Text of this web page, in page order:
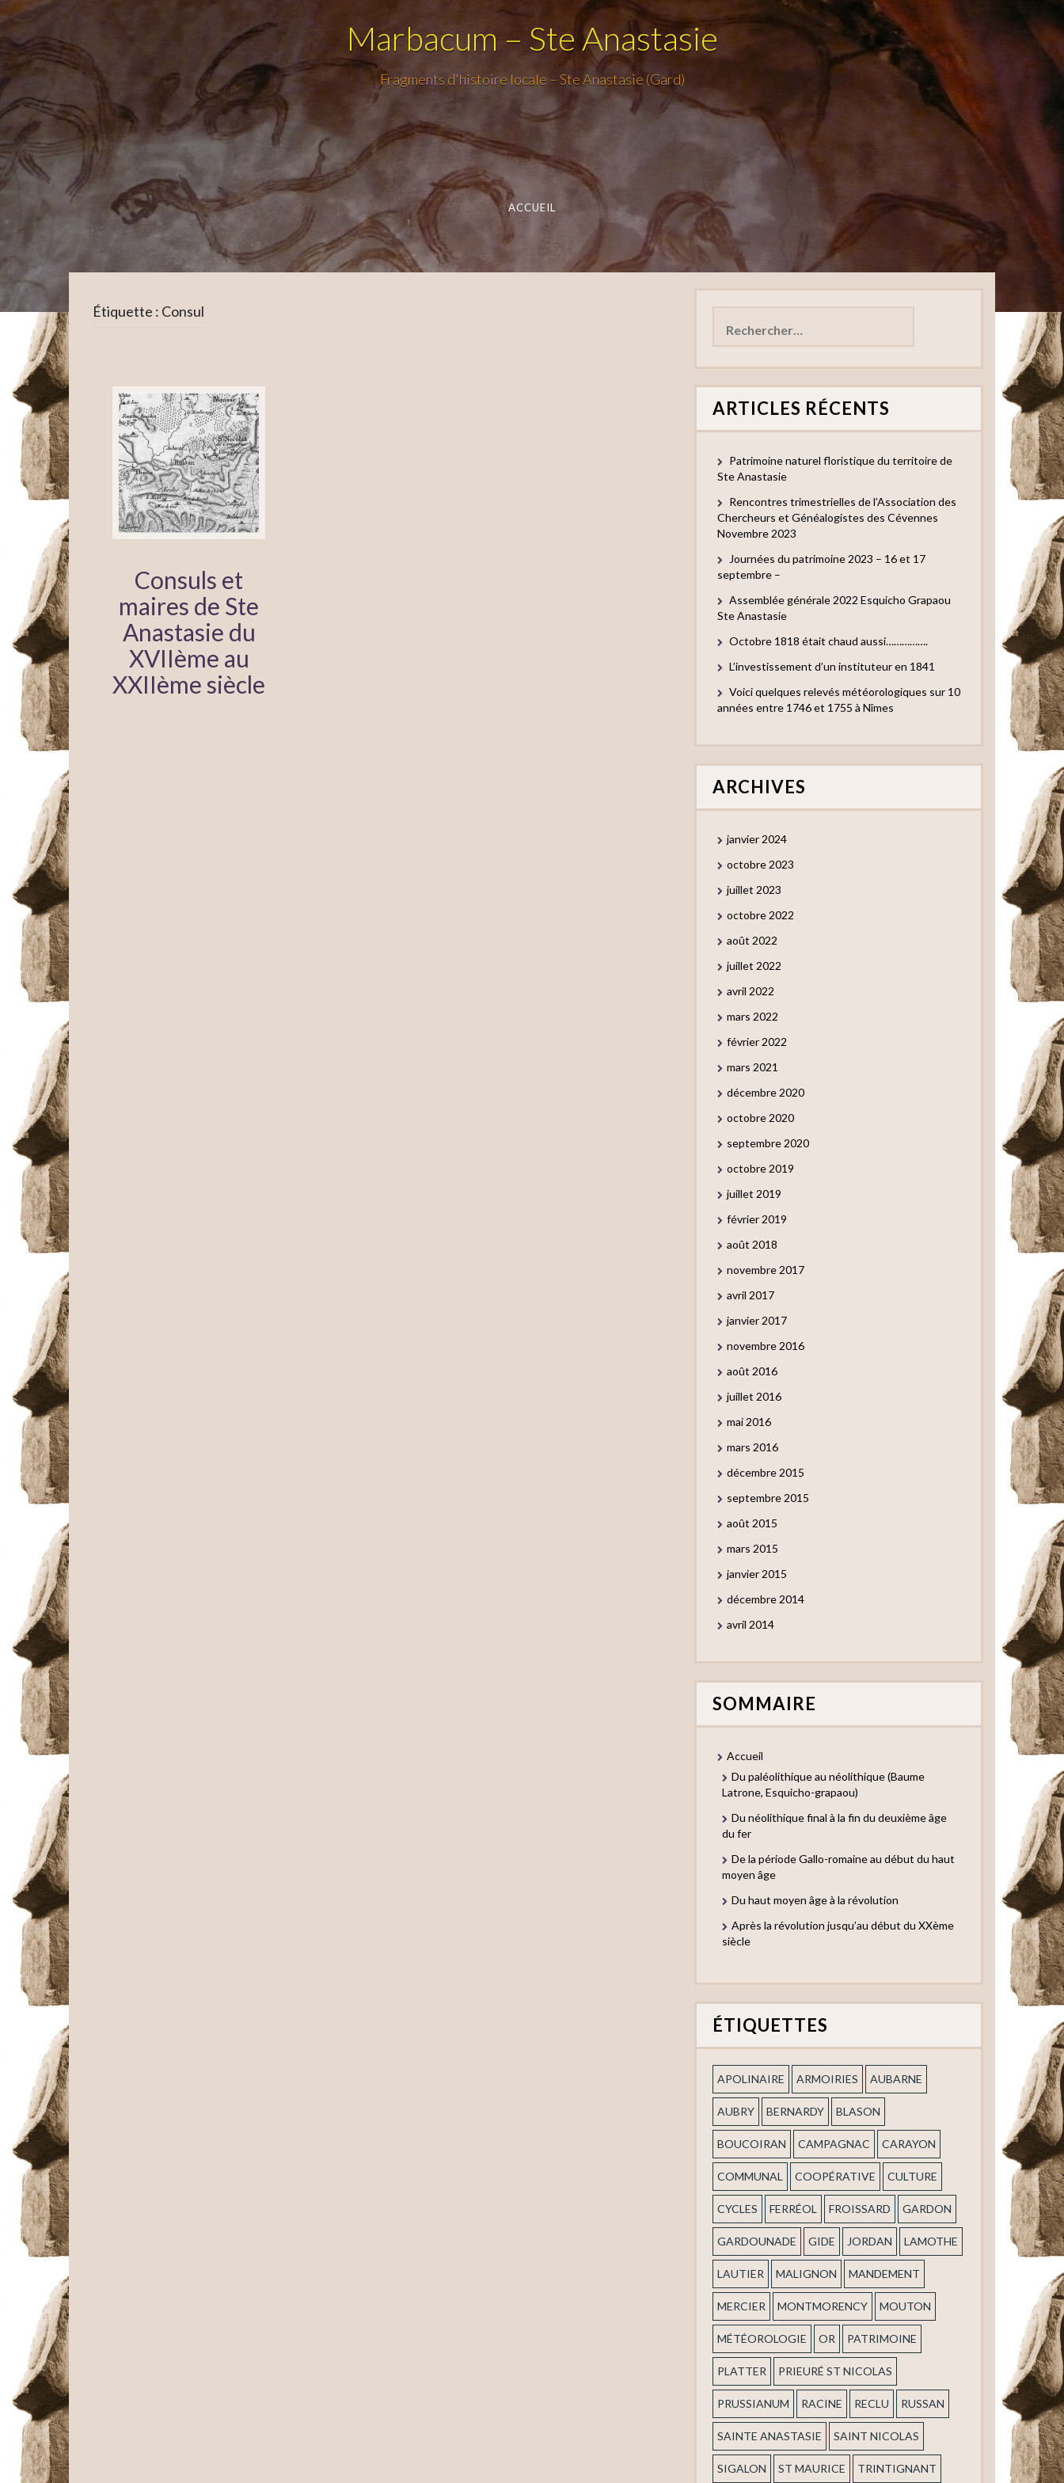
Marbacum – Ste Anastasie
Fragments d'histoire locale – Ste Anastasie (Gard)
ACCUEIL
Étiquette : Consul
Consuls et
maires de Ste
Anastasie du
XVIIème au
XXIIème siècle
ARTICLES RÉCENTS
Patrimoine naturel floristique du territoire de
Ste Anastasie
Rencontres trimestrielles de l’Association des
Chercheurs et Généalogistes des Cévennes
Novembre 2023
Journées du patrimoine 2023 – 16 et 17
septembre –
Assemblée générale 2022 Esquicho Grapaou
Ste Anastasie
Octobre 1818 était chaud aussi…………….
L’investissement d’un instituteur en 1841
Voici quelques relevés météorologiques sur 10
années entre 1746 et 1755 à Nîmes
ARCHIVES
janvier 2024
octobre 2023
juillet 2023
octobre 2022
août 2022
juillet 2022
avril 2022
mars 2022
février 2022
mars 2021
décembre 2020
octobre 2020
septembre 2020
octobre 2019
juillet 2019
février 2019
août 2018
novembre 2017
avril 2017
janvier 2017
novembre 2016
août 2016
juillet 2016
mai 2016
mars 2016
décembre 2015
septembre 2015
août 2015
mars 2015
janvier 2015
décembre 2014
avril 2014
SOMMAIRE
Accueil
Du paléolithique au néolithique (Baume
Latrone, Esquicho-grapaou)
Du néolithique final à la fin du deuxième âge
du fer
De la période Gallo-romaine au début du haut
moyen âge
Du haut moyen âge à la révolution
Après la révolution jusqu’au début du XXème
siècle
ÉTIQUETTES
APOLINAIRE ARMOIRIES AUBARNE
AUBRY BERNARDY BLASON
BOUCOIRAN CAMPAGNAC CARAYON
COMMUNAL COOPÉRATIVE CULTURE
CYCLES FERRÉOL FROISSARD GARDON
GARDOUNADE GIDE JORDAN LAMOTHE
LAUTIER MALIGNON MANDEMENT
MERCIER MONTMORENCY MOUTON
MÉTÉOROLOGIE OR PATRIMOINE
PLATTER PRIEURÉ ST NICOLAS
PRUSSIANUM RACINE RECLU RUSSAN
SAINTE ANASTASIE SAINT NICOLAS
SIGALON ST MAURICE TRINTIGNANT